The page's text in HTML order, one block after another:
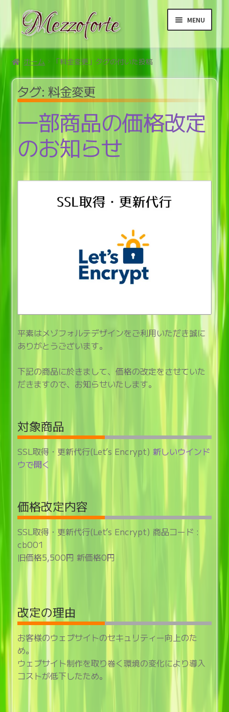
ナ
ビ
ゲ
ー
シ
ョ
ン
へ
キ
ッ
プ
コ
ン
テ
ン
ツ
へ
ス
キ
プ
MENU
ホーム
商品
サ
ニ
ュ
ー
開
ブ
メ
ニ
を
利用規約等メニュー
サ
ブ
ホーム 「料金変更」タグの付いた投稿
タグ: 料金変更
一部商品の価格改定
のお知らせ
平素はメゾフォルテデザインをご利用いただき誠に
ありがとうございます。
下記の商品に於きまして、価格の改定をさせていた
だきますので、お知らせいたします。
対象商品
SSL取得・更新代行(Let’s Encrypt) 新しいウインド
ウで開く
価格改定内容
SSL取得・更新代行(Let’s Encrypt) 商品コード :
cb001
旧価格5,500円 新価格0円
改定の理由
お客様のウェブサイトのセキュリティー向上のた
め。
ウェブサイト制作を取り巻く環境の変化により導入
コストが低下したため。